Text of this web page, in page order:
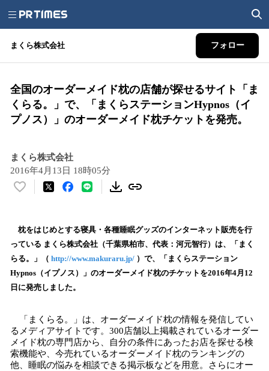
まくら株式会社 フォロー
全国のオーダーメイド枕の店舗が探せるサイト「ま
くらる。」で、「まくらステーションHypnos（イ
プノス）」のオーダーメイド枕チケットを発売。
まくら株式会社
2016年4月13日 18時05分
い
！
数
を
み
込
中
で
す
枕をはじめとする寝具・各種睡眠グッズのインターネット販売を行
っている まくら株式会社（千葉県柏市、代表：河元智行）は、「まく
らる。」（ http://www.makuraru.jp/ ）で、「まくらステーション
Hypnos（イプノス）」のオーダーメイド枕のチケットを2016年4月12
日に発売しました。
「まくらる。」は、オーダーメイド枕の情報を発信してい
るメディアサイトです。300店舗以上掲載されているオーダー
メイド枕の専門店から、自分の条件にあったお店を探せる検
索機能や、今売れているオーダーメイド枕のランキングの
他、睡眠の悩みを相談できる掲示板などを用意。さらにオー